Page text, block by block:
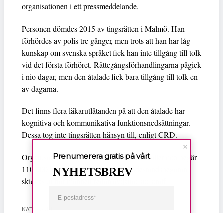
organisationen i ett pressmeddelande.
Personen dömdes 2015 av tingsrätten i Malmö. Han
förhördes av polis tre gånger, men trots att han har låg
kunskap om svenska språket fick han inte tillgång till tolk
vid det första förhöret. Rättegångsförhandlingarna pågick
i nio dagar, men den åtalade fick bara tillgång till tolk en
av dagarna.
Det finns flera läkarutlåtanden på att den åtalade har
kognitiva och kommunikativa funktionsnedsättningar.
Dessa tog inte tingsrätten hänsyn till, enligt CRD.
Organisationen agerar juridiskt ombud i fallet och begär
110 000 kronor i ersättning. När skadeståndsbegäran
skickas in har mannen redan avtjänat sitt straff.
KATEGORI
Prenumerera gratis på vårt
NYHETSBREV